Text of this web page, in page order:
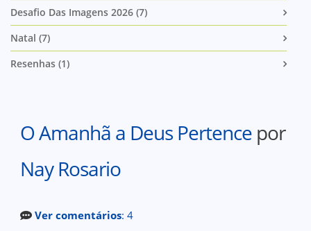
Desafio Das Imagens 2026 (7)
Natal (7)
Resenhas (1)
O Amanhã a Deus Pertence por
Nay Rosario
Ver comentários: 4